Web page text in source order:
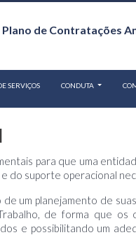
Plano de Contratações
SERVIÇOS CONDUTA
para que uma
do suporte operacional
um planejamento de
de forma que
e possibilitando um